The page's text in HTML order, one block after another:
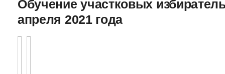
Обучение участковых
апреля 2021 года